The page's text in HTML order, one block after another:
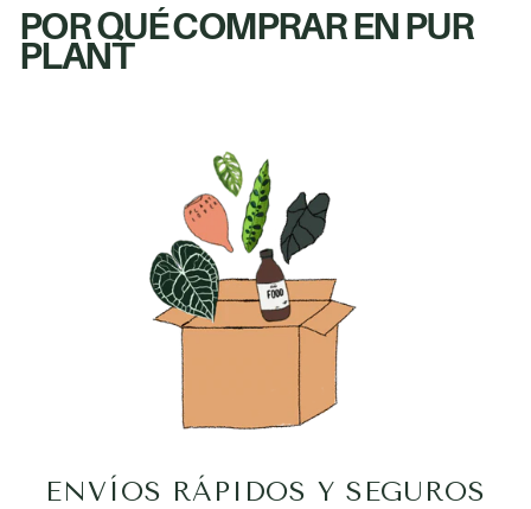
POR QUÉ COMPRAR EN PUR
PLANT
ENVÍOS RÁPIDOS Y SEGUROS